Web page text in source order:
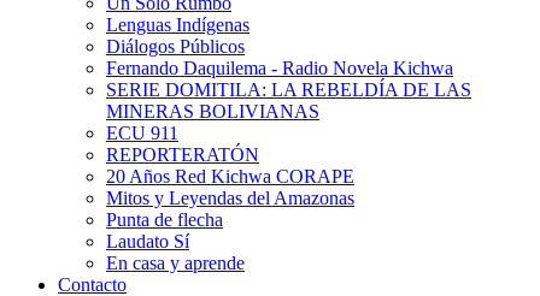
Lenguas Indígenas
Diálogos Públicos
Fernando Daquilema - Radio Novela Kichwa
SERIE DOMITILA: LA REBELDÍA DE LAS
MINERAS BOLIVIANAS
ECU 911
REPORTERATÓN
20 Años Red Kichwa CORAPE
Mitos y Leyendas del Amazonas
Punta de flecha
Laudato Sí
En casa y aprende
Contacto